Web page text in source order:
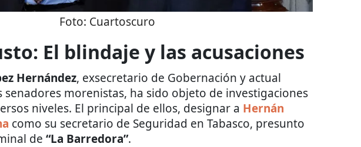
Foto: Cuartoscuro
El blindaje y las acusaciones
Hernández, exsecretario de Gobernación y actual
morenistas, ha sido objeto de investigaciones
niveles. El principal de ellos, designar a Hernán
como su secretario de Seguridad en Tabasco, presunto
de “La Barredora”.